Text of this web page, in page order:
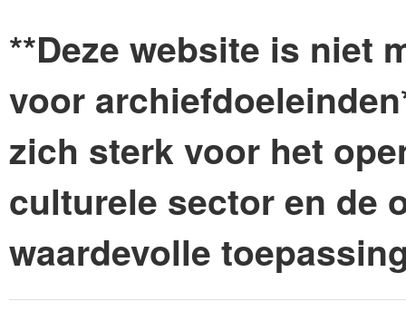
**Deze website is niet
voor
zich sterk voor het
culturele sector en de
waardevolle